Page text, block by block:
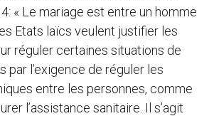
« Le mariage est entre un homme
Etats laïcs veulent justifier les
réguler certaines situations de
par l’exigence de réguler les
entre les personnes, comme
l’assistance sanitaire. Il s’agit